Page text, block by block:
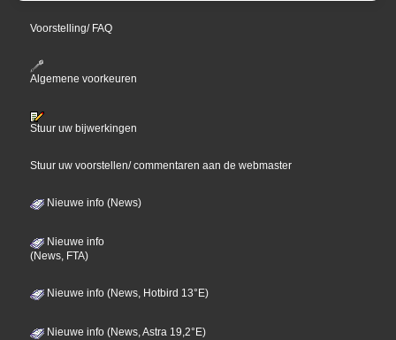
Voorstelling/ FAQ
Algemene voorkeuren
Stuur uw bijwerkingen
Stuur uw voorstellen/ commentaren aan de webmaster
Nieuwe info (News)
Nieuwe info
(News, FTA)
Nieuwe info (News, Hotbird 13°E)
Nieuwe info (News, Astra 19,2°E)